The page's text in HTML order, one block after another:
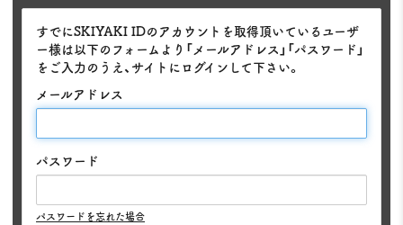
すでにSKIYAKI IDのアカウントを取得頂いているユーザ
ー様は以下のフォームより「メールアドレス」「パスワード」
をご入力のうえ、サイトにログインして下さい。
メールアドレス
パスワード
パスワードを忘れた場合